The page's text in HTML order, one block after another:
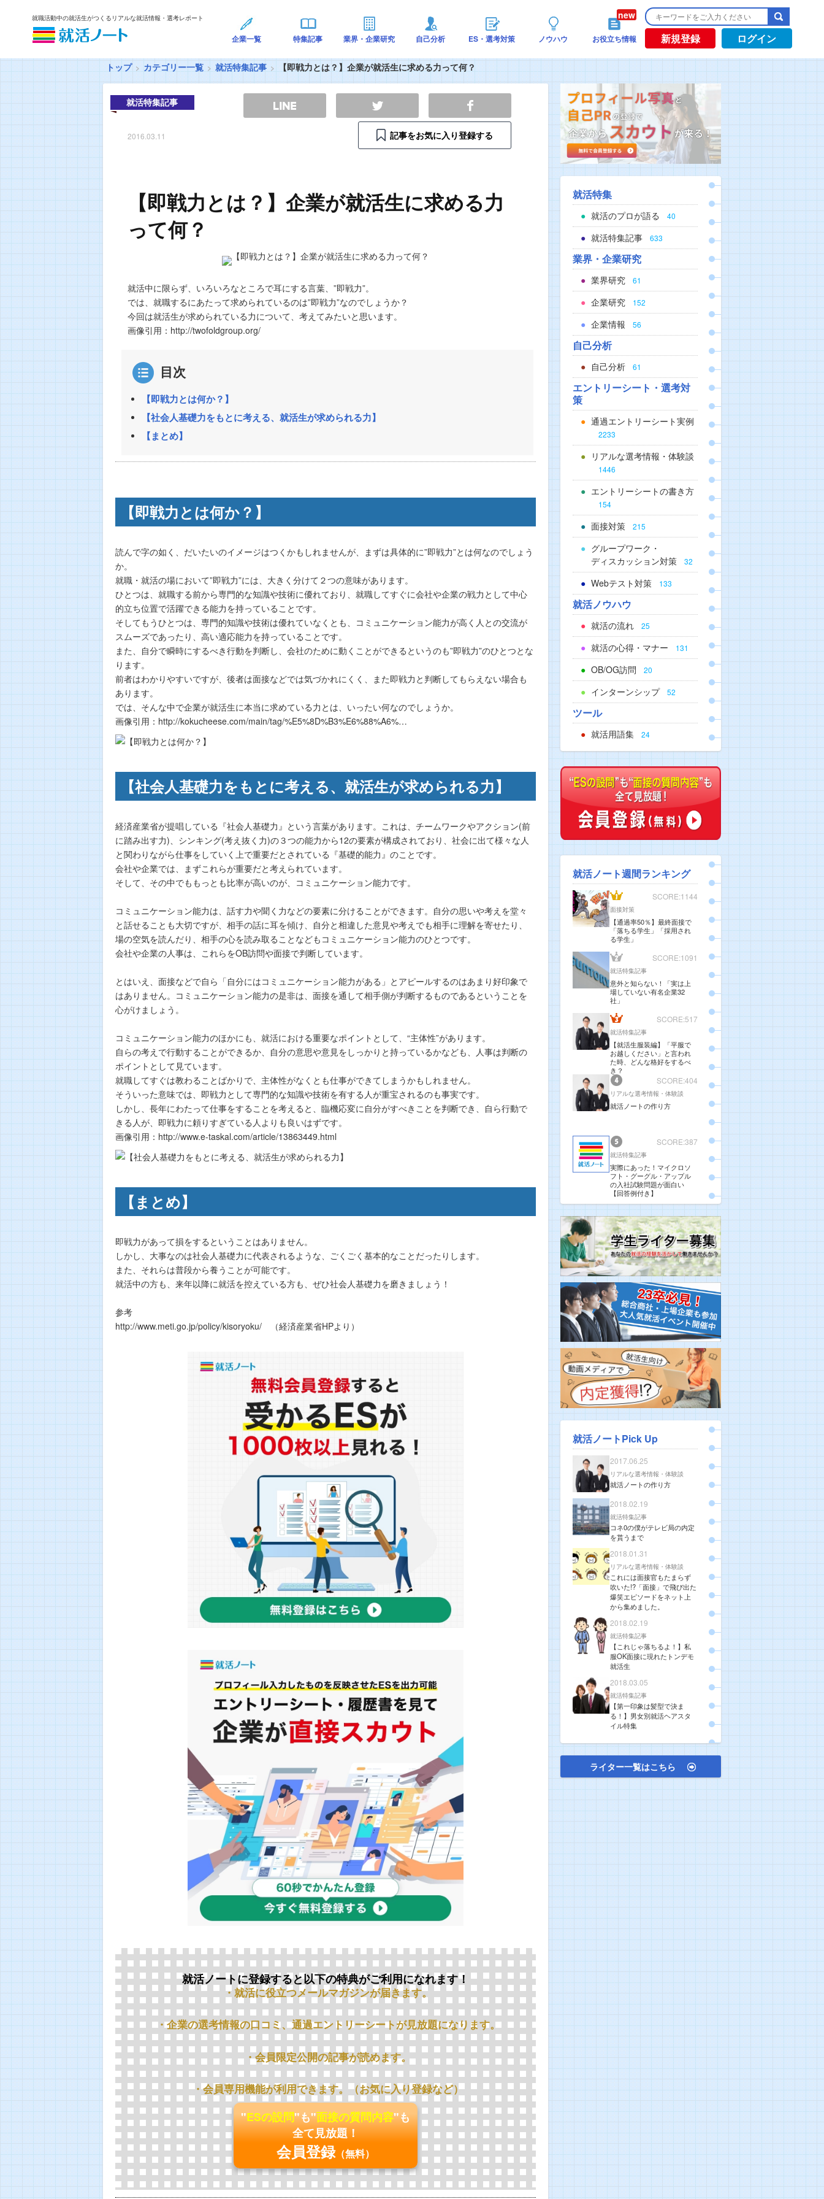
就職活動中の就活生がつくるリアルな就活情報・選考レポート
企業一覧 特集記事 業界・企業研究 自己分析 ES・選考対策 ノウハウ お役立ち情報 新規登録 ログイン
トップ カテゴリー一覧 就活特集記事 【即戦力とは？】企業が就活生に求める力って何？
就活特集記事
2016.03.11 記事をお気に入り登録する
【即戦力とは？】企業が就活生に求める力
って何？
就活中に限らず、いろいろなところで耳にする言葉、”即戦力”。
では、就職するにあたって求められているのは”即戦力”なのでしょうか？
今回は就活生が求められている力について、考えてみたいと思います。
画像引用：http://twofoldgroup.org/
目次
【即戦力とは何か？】
【社会人基礎力をもとに考える、就活生が求められる力】
【まとめ】
【即戦力とは何か？】
読んで字の如く、だいたいのイメージはつくかもしれませんが、まずは具体的に”即戦力”とは何なのでしょう
か。
就職・就活の場において”即戦力”には、大きく分けて２つの意味があります。
ひとつは、就職する前から専門的な知識や技術に優れており、就職してすぐに会社や企業の戦力として中心
的立ち位置で活躍できる能力を持っていることです。
そしてもうひとつは、専門的知識や技術は優れていなくとも、コミュニケーション能力が高く人との交流が
スムーズであったり、高い適応能力を持っていることです。
また、自分で瞬時にするべき行動を判断し、会社のために動くことができるというのも”即戦力”のひとつとな
ります。
前者はわかりやすいですが、後者は面接などでは気づかれにくく、また即戦力と判断してもらえない場合も
あります。
では、そんな中で企業が就活生に本当に求めている力とは、いったい何なのでしょうか。
画像引用：http://kokucheese.com/main/tag/%E5%8D%B3%E6%88%A6%…
【社会人基礎力をもとに考える、就活生が求められる力】
経済産業省が提唱している『社会人基礎力』という言葉があります。これは、チームワークやアクション(前
に踏み出す力)、シンキング(考え抜く力)の３つの能力から12の要素が構成されており、社会に出て様々な人
と関わりながら仕事をしていく上で重要だとされている『基礎的能力』のことです。
会社や企業では、まずこれらが重要だと考えられています。
そして、その中でももっとも比率が高いのが、コミュニケーション能力です。
コミュニケーション能力は、話す力や聞く力などの要素に分けることができます。自分の思いや考えを堂々
と話せることも大切ですが、相手の話に耳を傾け、自分と相違した意見や考えでも相手に理解を寄せたり、
場の空気を読んだり、相手の心を読み取ることなどもコミュニケーション能力のひとつです。
会社や企業の人事は、これらをOB訪問や面接で判断しています。
とはいえ、面接などで自ら「自分にはコミュニケーション能力がある」とアピールするのはあまり好印象で
はありません。コミュニケーション能力の是非は、面接を通して相手側が判断するものであるということを
心がけましょう。
コミュニケーション能力のほかにも、就活における重要なポイントとして、“主体性”があります。
自らの考えで行動することができるか、自分の意思や意見をしっかりと持っているかなども、人事は判断の
ポイントとして見ています。
就職してすぐは教わることばかりで、主体性がなくとも仕事ができてしまうかもしれません。
そういった意味では、即戦力として専門的な知識や技術を有する人が重宝されるのも事実です。
しかし、長年にわたって仕事をすることを考えると、臨機応変に自分がすべきことを判断でき、自ら行動で
きる人が、即戦力に頼りすぎている人よりも良いはずです。
画像引用：http://www.e-taskal.com/article/13863449.html
【まとめ】
即戦力があって損をするということはありません。
しかし、大事なのは社会人基礎力に代表されるような、ごくごく基本的なことだったりします。
また、それらは普段から養うことが可能です。
就活中の方も、来年以降に就活を控えている方も、ぜひ社会人基礎力を磨きましょう！
参考
http://www.meti.go.jp/policy/kisoryoku/ （経済産業省HPより）
就活ノートに登録すると以下の特典がご利用になれます！
・就活に役立つメールマガジンが届きます。
・企業の選考情報の口コミ、通過エントリーシートが見放題になります。
・会員限定公開の記事が読めます。
・会員専用機能が利用できます。（お気に入り登録など）
"ESの設問"も"面接の質問内容"も
全て見放題！
会員登録（無料）
就活特集
就活のプロが語る 40
就活特集記事 633
業界・企業研究
業界研究 61
企業研究 152
企業情報 56
自己分析
自己分析 61
エントリーシート・選考対
策
通過エントリーシート実例
2233
リアルな選考情報・体験談
1446
エントリーシートの書き方
154
面接対策 215
グループワーク・
ディスカッション対策
32
Webテスト対策 133
就活ノウハウ
就活の流れ 25
就活の心得・マナー 131
OB/OG訪問 20
インターンシップ 52
ツール
就活用語集 24
就活ノート週間ランキング
SCORE:1144
面接対策
【通過率50％】最終面接で
「落ちる学生」「採用され
る学生」
SCORE:1091
就活特集記事
意外と知らない！「実は上
場していない有名企業32
社」
SCORE:517
就活特集記事
【就活生服装編】「平服で
お越しください」と言われ
た時、どんな格好をするべ
き？
SCORE:404
リアルな選考情報・体験談
就活ノートの作り方
SCORE:387
就活特集記事
実際にあった！マイクロソ
フト・グーグル・アップル
の入社試験問題が面白い
【回答例付き】
就活ノートPick Up
2017.06.25
リアルな選考情報・体験談
就活ノートの作り方
2018.02.19
就活特集記事
コネ0の僕がテレビ局の内定
を貰うまで
2018.01.31
リアルな選考情報・体験談
これには面接官もたまらず
吹いた!?「面接」で飛び出た
爆笑エピソードをネット上
から集めました。
2018.02.19
就活特集記事
【これじゃ落ちるよ！】私
服OK面接に現れたトンデモ
就活生
2018.03.05
就活特集記事
【第一印象は髪型で決ま
る！】男女別就活ヘアスタ
イル特集
ライター一覧はこちら